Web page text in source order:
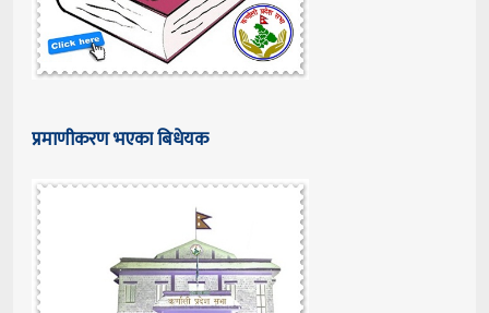
प्रमाणीकरण भएका बिधेयक